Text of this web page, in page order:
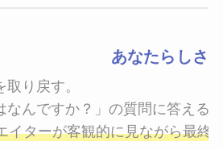
あなたらしさ
り戻す。
なんですか？」の質問に答える
イターが客観的に見ながら最終